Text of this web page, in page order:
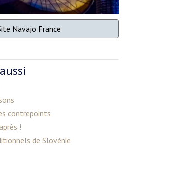
Navajo France
contrepoints
!
de Slovénie